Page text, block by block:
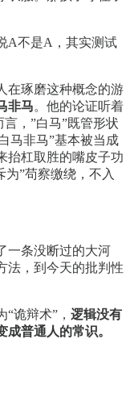
A不是A，其实测试
在琢磨这种概念的游
非马。他的论证听着
，”白马”既管形状
马非马”基本被当成
抬杠取胜的嘴皮子功
为”苟察缴绕，不入
一条没断过的大河
，到今天的批判性
诡辩术”， 逻辑没有
普通人的常识。